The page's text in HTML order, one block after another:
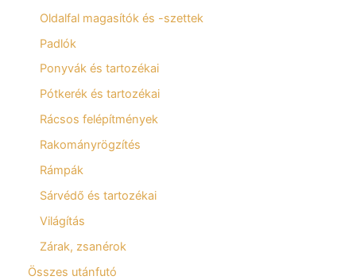
Oldalfal magasítók és -szettek
Padlók
Ponyvák és tartozékai
Pótkerék és tartozékai
Rácsos felépítmények
Rakományrögzítés
Rámpák
Sárvédő és tartozékai
Világítás
Zárak, zsanérok
Összes utánfutó